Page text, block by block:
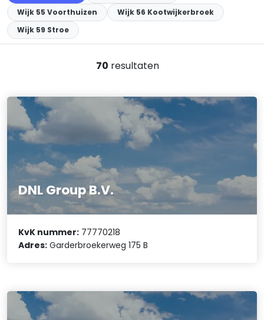
Wijk 55 Voorthuizen
Wijk 56 Kootwijkerbroek
Wijk 59 Stroe
70 resultaten
DNL Group B.V.
KvK nummer: 77770218
Adres: Garderbroekerweg 175 B